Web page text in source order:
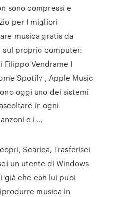
sono compressi e
per I migliori
musica gratis da
proprio computer:
Filippo Vendrame I
Spotify , Apple Music
oggi uno dei sistemi
in ogni
e i …
Scarica, Trasferisci
un utente di Windows
già che con lui puoi
musica in